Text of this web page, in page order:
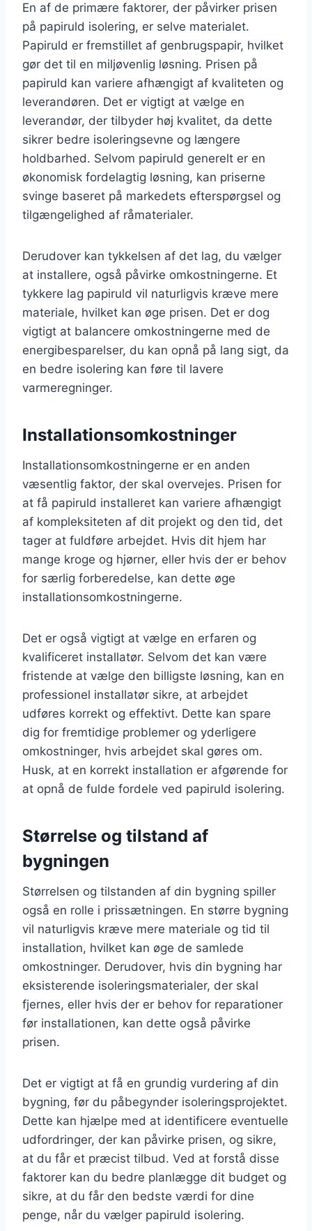
En af de primære faktorer, der påvirker prisen
på papiruld isolering, er selve materialet.
Papiruld er fremstillet af genbrugspapir, hvilket
gør det til en miljøvenlig løsning. Prisen på
papiruld kan variere afhængigt af kvaliteten og
leverandøren. Det er vigtigt at vælge en
leverandør, der tilbyder høj kvalitet, da dette
sikrer bedre isoleringsevne og længere
holdbarhed. Selvom papiruld generelt er en
økonomisk fordelagtig løsning, kan priserne
svinge baseret på markedets efterspørgsel og
tilgængelighed af råmaterialer.
Derudover kan tykkelsen af det lag, du vælger
at installere, også påvirke omkostningerne. Et
tykkere lag papiruld vil naturligvis kræve mere
materiale, hvilket kan øge prisen. Det er dog
vigtigt at balancere omkostningerne med de
energibesparelser, du kan opnå på lang sigt, da
en bedre isolering kan føre til lavere
varmeregninger.
Installationsomkostninger
Installationsomkostningerne er en anden
væsentlig faktor, der skal overvejes. Prisen for
at få papiruld installeret kan variere afhængigt
af kompleksiteten af dit projekt og den tid, det
tager at fuldføre arbejdet. Hvis dit hjem har
mange kroge og hjørner, eller hvis der er behov
for særlig forberedelse, kan dette øge
installationsomkostningerne.
Det er også vigtigt at vælge en erfaren og
kvalificeret installatør. Selvom det kan være
fristende at vælge den billigste løsning, kan en
professionel installatør sikre, at arbejdet
udføres korrekt og effektivt. Dette kan spare
dig for fremtidige problemer og yderligere
omkostninger, hvis arbejdet skal gøres om.
Husk, at en korrekt installation er afgørende for
at opnå de fulde fordele ved papiruld isolering.
Størrelse og tilstand af
bygningen
Størrelsen og tilstanden af din bygning spiller
også en rolle i prissætningen. En større bygning
vil naturligvis kræve mere materiale og tid til
installation, hvilket kan øge de samlede
omkostninger. Derudover, hvis din bygning har
eksisterende isoleringsmaterialer, der skal
fjernes, eller hvis der er behov for reparationer
før installationen, kan dette også påvirke
prisen.
Det er vigtigt at få en grundig vurdering af din
bygning, før du påbegynder isoleringsprojektet.
Dette kan hjælpe med at identificere eventuelle
udfordringer, der kan påvirke prisen, og sikre,
at du får et præcist tilbud. Ved at forstå disse
faktorer kan du bedre planlægge dit budget og
sikre, at du får den bedste værdi for dine
penge, når du vælger papiruld isolering.